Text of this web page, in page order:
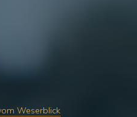
Weserblick